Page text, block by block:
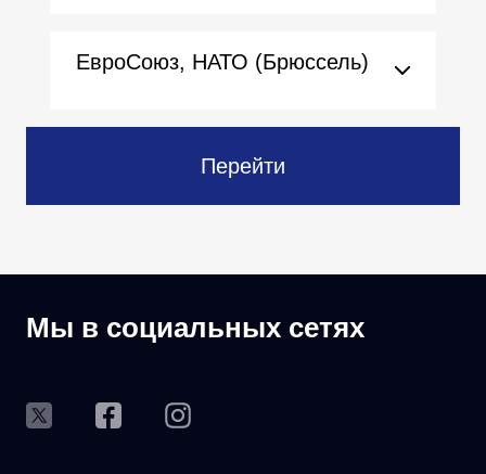
ЕвроСоюз, НАТО (Брюссель)
Перейти
Мы в социальных сетях